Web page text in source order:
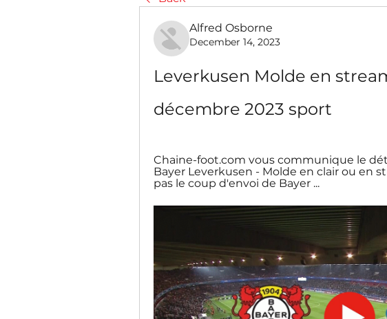
Alfred Osborne
December 14, 2023
Leverkusen Molde en
décembre 2023 sport
Chaine-foot.com vous communique le
Bayer Leverkusen - Molde en clair ou en
pas le coup d'envoi de Bayer ...